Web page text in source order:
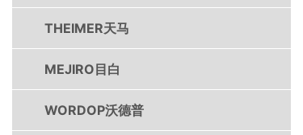
THEIMER天马
MEJIRO目白
WORDOP沃德普